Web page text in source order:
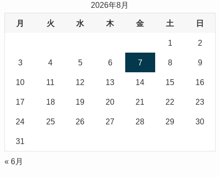
2026年8月
月 火 水 木 金 土 日
1 2
3 4 5 6 7 8 9
10 11 12 13 14 15 16
17 18 19 20 21 22 23
24 25 26 27 28 29 30
31
« 6月